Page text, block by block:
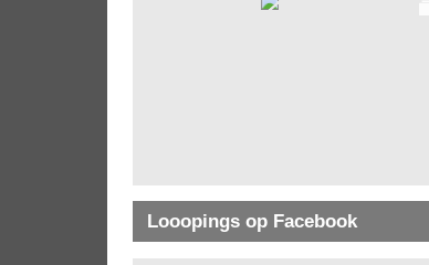
Looopings op Facebook